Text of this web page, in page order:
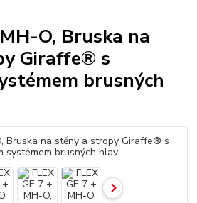
O, Bruska na
Giraffe® s
brusných